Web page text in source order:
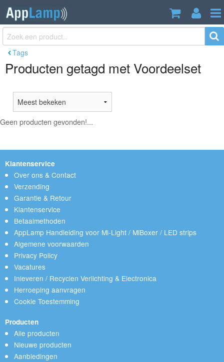
Tags
Producten getagd met Voordeelset
Geen producten gevonden!...
Klantenservice
Over ons & Contact
Verzending
Garantie & Retour
Klantenservice
Betaalmethoden
AppLamp Handleiding voor Mi-Light / MiBoxer / LED strips
Algemene voorwaarden
Privacy Policy
Vacatures
Inleveren / Recyclen Verlichting & Electronica
Herroeping aanvragen
Cookie Toestemming
Producten
Alle producten
Nieuwe producten
Aanbiedingen